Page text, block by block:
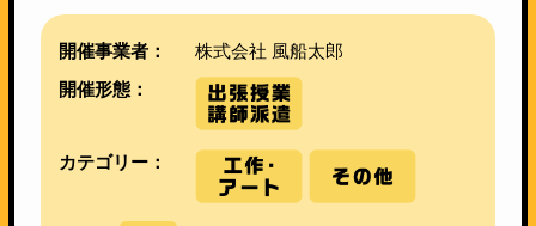
開催事業者：
株式会社 風船太郎
開催形態：
カテゴリー：